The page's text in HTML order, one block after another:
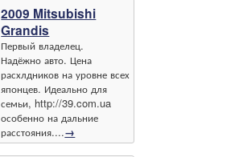
2009 Mitsubishi
Grandis
Первый владелец.
Надёжно авто. Цена
расхлдников на уровне всех
японцев. Идеально для
семьи, http://39.com.ua
особенно на дальние
расстояния....→